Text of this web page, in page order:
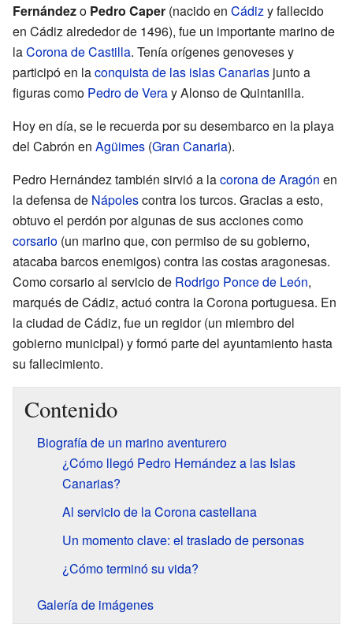
Fernándezo Pedro Caper (nacido en Cádizy fallecido
en Cádiz alrededor de 1496), fue un importante marino de
laCorona de Castilla. Tenía orígenes genoveses y
participó en laconquista de las islas Canarias junto a
figuras como Pedro de Veray Alonso de Quintanilla.
Hoy en día, se le recuerda por su desembarco en la playa
del Cabrón en Agüimes (Gran Canaria).
Pedro Hernández también sirvió a lacorona de Aragón en
la defensa de Nápolescontra los turcos. Gracias a esto,
obtuvo el perdón por algunas de sus acciones como
corsario (un marino que, con permiso de su gobierno,
atacaba barcos enemigos) contra las costas aragonesas.
Como corsario al servicio de Rodrigo Ponce de León,
marqués de Cádiz, actuó contra la Corona portuguesa. En
la ciudad de Cádiz, fue un regidor (un miembro del
gobierno municipal) y formó parte del ayuntamiento hasta
su fallecimiento.
Contenido
Biografía de un marino aventurero
¿Cómo llegó Pedro Hernández a las Islas
Canarias?
Al servicio de la Corona castellana
Un momento clave: el traslado de personas
¿Cómo terminó su vida?
Galería de imágenes